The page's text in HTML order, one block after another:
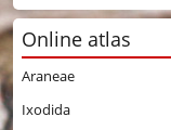
Online atlas
Araneae
Ixodida